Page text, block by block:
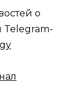
о
Telegram-